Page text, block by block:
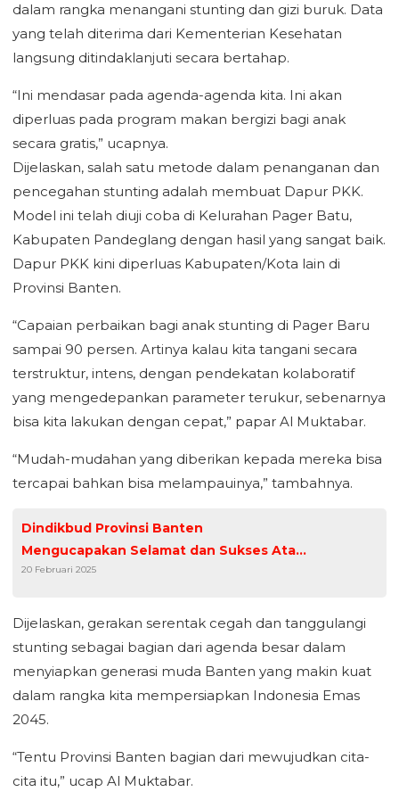
dalam rangka menangani stunting dan gizi buruk. Data
yang telah diterima dari Kementerian Kesehatan
langsung ditindaklanjuti secara bertahap.
“Ini mendasar pada agenda-agenda kita. Ini akan
diperluas pada program makan bergizi bagi anak
secara gratis,” ucapnya.
Dijelaskan, salah satu metode dalam penanganan dan
pencegahan stunting adalah membuat Dapur PKK.
Model ini telah diuji coba di Kelurahan Pager Batu,
Kabupaten Pandeglang dengan hasil yang sangat baik.
Dapur PKK kini diperluas Kabupaten/Kota lain di
Provinsi Banten.
“Capaian perbaikan bagi anak stunting di Pager Baru
sampai 90 persen. Artinya kalau kita tangani secara
terstruktur, intens, dengan pendekatan kolaboratif
yang mengedepankan parameter terukur, sebenarnya
bisa kita lakukan dengan cepat,” papar Al Muktabar.
“Mudah-mudahan yang diberikan kepada mereka bisa
tercapai bahkan bisa melampauinya,” tambahnya.
Dindikbud Provinsi Banten
Mengucapakan Selamat dan Sukses Atas
Dilantikanya Gubernur dan Wakil
20 Februari 2025
Dijelaskan, gerakan serentak cegah dan tanggulangi
stunting sebagai bagian dari agenda besar dalam
menyiapkan generasi muda Banten yang makin kuat
dalam rangka kita mempersiapkan Indonesia Emas
2045.
“Tentu Provinsi Banten bagian dari mewujudkan cita-
cita itu,” ucap Al Muktabar.